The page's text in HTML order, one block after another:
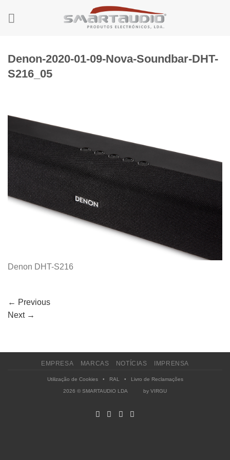
Denon-2020-01-09-Nova-Soundbar-DHT-
S216_05
Denon DHT-S216
← Previous
Next →
EMPRESA MARCAS NOTÍCIAS IMPRENSA
Utilização de Cookies• RAL • Livro de Reclamações
2026 © SMARTAUDIO LDA by VIRGU